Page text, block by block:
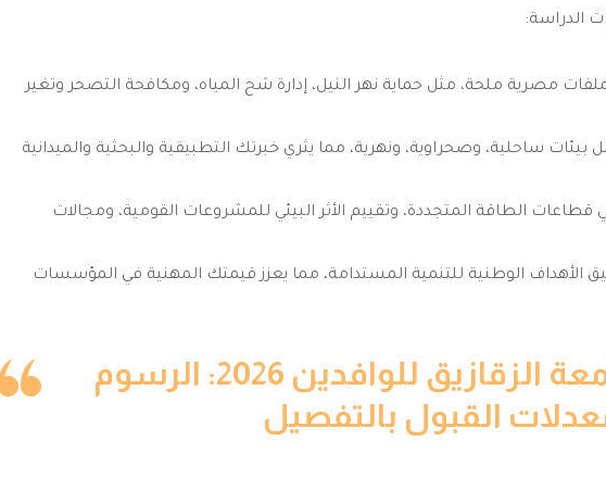
الدراسة:
مصرية ملحة، مثل حماية نهر النيل، إدارة شح المياه، ومكافحة التصحر وتغير
ساحلية، وصحراوية، ونهرية، مما يثري خبرتك التطبيقية والبحثية والميدانية
قطاعات الطاقة المتجددة، وتقييم الأثر البيئي للمشروعات القومية، ومجالات
الوطنية للتنمية المستدامة، مما يعزز قيمتك المهنية في المؤسسات
الدراسة في جامعة الزقازيق للوافدين 2026: الرسوم
القبول بالتفصيل